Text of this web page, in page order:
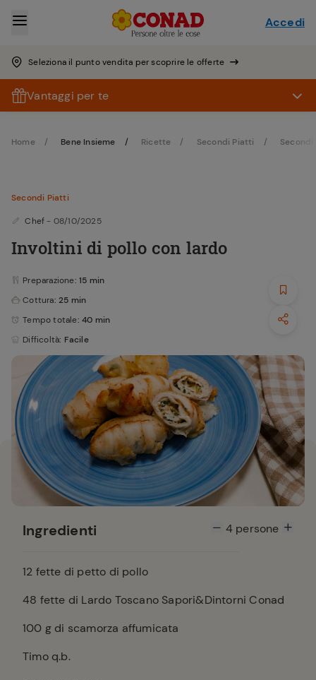
Seleziona il punto vendita per scoprire le offerte
Accedi
Vantaggi per te
Home Bene Insieme Ricette Secondi Piatti
Secondi Piatti
Chef - 08/10/2025
Involtini di pollo con lardo
Preparazione: 15 min
Cottura: 25 min
Tempo totale: 40 min
Difficoltà: Facile
Ingredienti 4persone
12 fette di petto di pollo
48 fette di Lardo Toscano Sapori&Dintorni Conad
100 g di scamorza affumicata
Timo q.b.